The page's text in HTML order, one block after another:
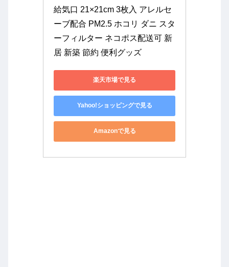
給気口 21×21cm 3枚入 アレルセ
ーブ配合 PM2.5 ホコリ ダニ スタ
ーフィルター ネコポス配送可 新
居 新築 節約 便利グッズ
楽天市場で見る
Yahoo!ショッピングで見る
Amazonで見る